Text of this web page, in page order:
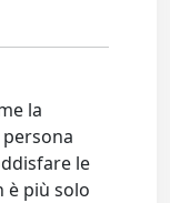
la
le
è più solo